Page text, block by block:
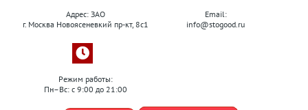
Адрес: ЗАО
г. Москва Новоясеневкий пр-кт, 8с1
Email:
info@stogood.ru
Режим работы:
Пн–Вс: с 9:00 до 21:00